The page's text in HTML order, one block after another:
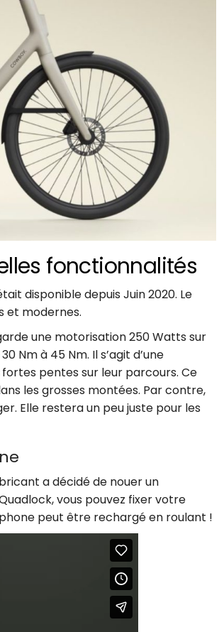
fonctionnalités
disponible depuis Juin 2020. Le
et modernes.
une motorisation 250 Watts sur
Nm à 45 Nm. Il s’agit d’une
pentes sur leur parcours. Ce
les grosses montées. Par contre,
Elle restera un peu juste pour les
a décidé de nouer un
vous pouvez fixer votre
peut être rechargé en roulant !